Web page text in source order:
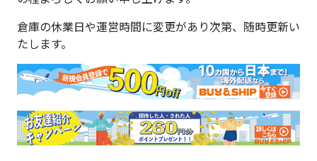
倉庫の休業日や運営時間に変更があり次第、随時更新い
たします。